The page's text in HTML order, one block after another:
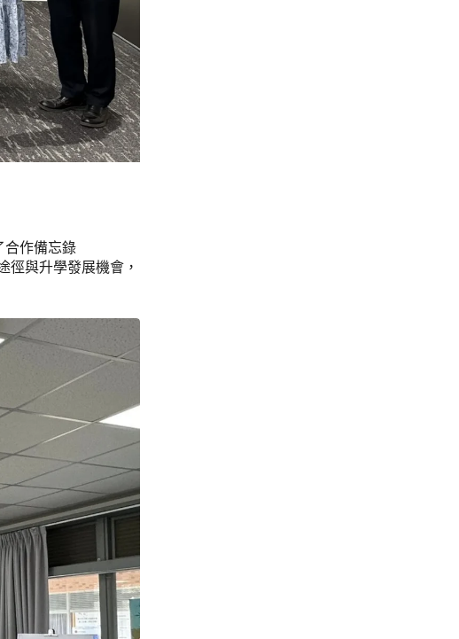
合作備忘錄
徑與升學發展機會，